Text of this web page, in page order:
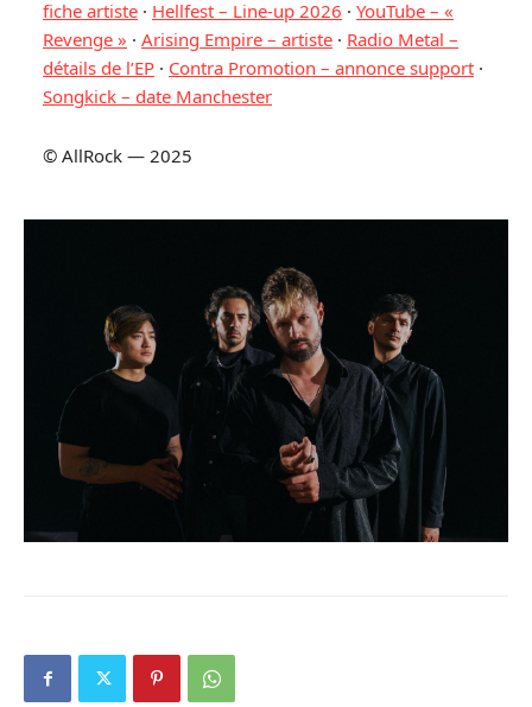
fiche artiste · Hellfest – Line-up 2026 · YouTube – «
Revenge » · Arising Empire – artiste · Radio Metal –
détails de l’EP · Contra Promotion – annonce support ·
Songkick – date Manchester
© AllRock — 2025